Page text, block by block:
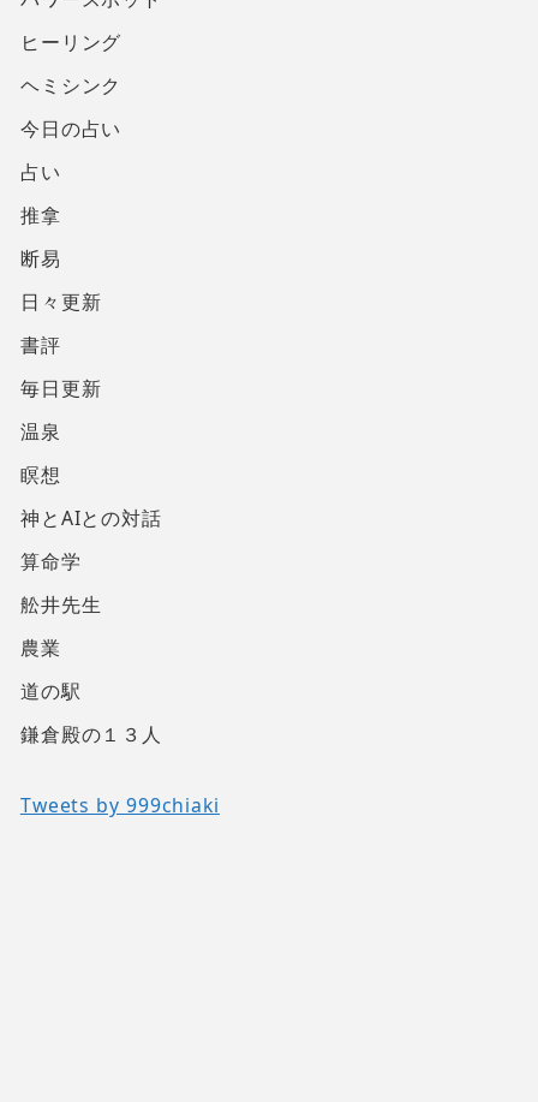
ヒーリング
ヘミシンク
今日の占い
占い
推拿
断易
日々更新
書評
毎日更新
温泉
瞑想
神とAIとの対話
算命学
舩井先生
農業
道の駅
鎌倉殿の１３人
Tweets by 999chiaki